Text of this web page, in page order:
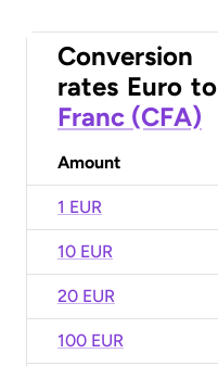
Conversion
rates Euro to
Franc (CFA)
Amount
1 EUR
10 EUR
20 EUR
100 EUR